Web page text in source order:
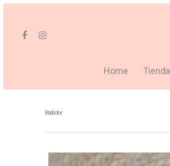
Home Tienda
Bastidor